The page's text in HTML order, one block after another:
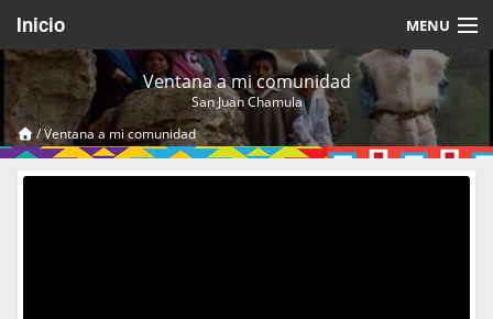
Inicio MENU
Acerca de
Videos Temáticos
Cerrar Sesión
Ventana a mi comunidad
San Juan Chamula
/Ventana a mi comunidad